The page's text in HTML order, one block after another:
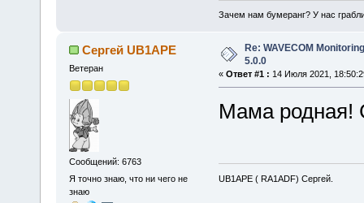
Зачем нам бумеранг? У нас
Сергей UB1APE
Ветеран
Сообщений: 6763
Я точно знаю, что ни чего не
знаю
Re: WAVECOM
5.0.0
« Ответ #1 : 14 Июля 2021,
Мама родная!
UB1APE ( RA1ADF) Сергей.